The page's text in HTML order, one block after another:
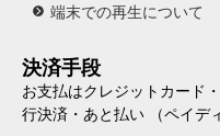
端末での再生について
決済手段
お支払はクレジットカード
行決済・あと払い （ペイデ